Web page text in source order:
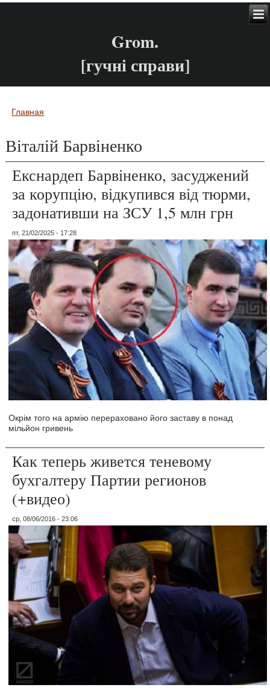
Grom.
[гучні справи]
Вы здесь
Главная
Віталій Барвіненко
Екснардеп Барвіненко, засуджений
за корупцію, відкупився від тюрми,
задонативши на ЗСУ 1,5 млн грн
пт, 21/02/2025 - 17:28
Окрім того на армію перераховано його заставу в понад
мільйон гривень
Как теперь живется теневому
бухгалтеру Партии регионов
(+видео)
ср, 08/06/2016 - 23:06